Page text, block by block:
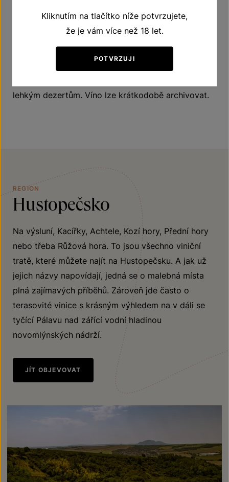
Irsai Oliver. Víno je krásně šťavnaté, hravé a plné
rozmanitých vůní a chutí. Můžete objevit rozkvetlou
jarní louku, kiwi nebo citrusy. V ústech je lehce
lehkým dezertům. Víno lze krátkodobě archivovat.
REGION
Hustopečsko
Na výsluní, Kacířky, Achtele, Kozí hory, Přední hory
nebo třeba Růžová hora. To jsou všechno viniční
tratě, které můžete najít na Hustopečsku. A jak už
jejich názvy napovídají, jedná se o malebná místa
plná zajímavých příběhů. Zároveň jde často o
terasovité vinice s krásným výhledem na v dáli se
tyčící Pálavu nad zářící vodní hladinou
novomlýnských nádrží.
JÍT OBJEVOVAT
Kliknutím na tlačítko níže potvrzujete,
že je vám více než 18 let.
POTVRZUJI